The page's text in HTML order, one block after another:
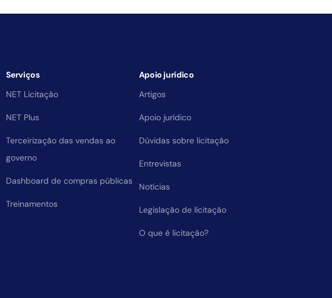
Serviços
NET Licitação
NET Plus
Terceirização das vendas ao
governo
Dashboard de compras públicas
Treinamentos
Apoio jurídico
Artigos
Apoio jurídico
Dúvidas sobre licitação
Entrevistas
Notícias
Legislação de licitação
O que é licitação?